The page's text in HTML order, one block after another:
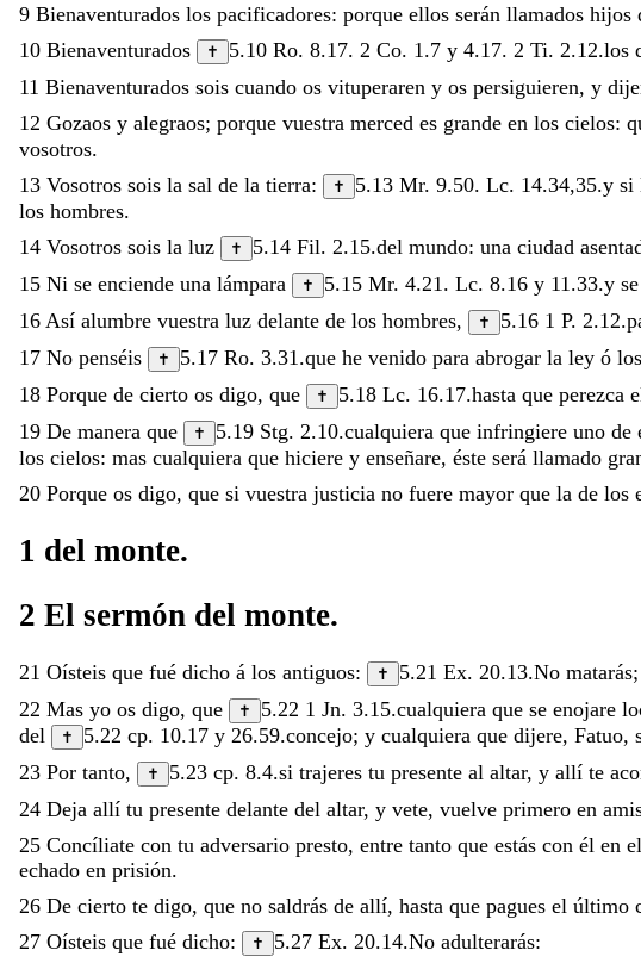
9 Bienaventurados los pacificadores: porque ellos serán llamados hijos
10 Bienaventurados ✝ 5.10 Ro. 8.17. 2 Co. 1.7 y 4.17. 2 Ti. 2.12.los
11 Bienaventurados sois cuando os vituperaren y os persiguieren, y
12 Gozaos y alegraos; porque vuestra merced es grande en los cielos:
vosotros.
13 Vosotros sois la sal de la tierra: ✝ 5.13 Mr. 9.50. Lc. 14.34,35.y si
los hombres.
14 Vosotros sois la luz ✝ 5.14 Fil. 2.15.del mundo: una ciudad
15 Ni se enciende una lámpara ✝ 5.15 Mr. 4.21 . Lc. 8.16 y 11.33.y se
16 Así alumbre vuestra luz delante de los hombres, ✝ 5.16 1 P. 2.12.
17 No penséis ✝ 5.17 Ro. 3.31 .que he venido para abrogar la ley ó los
18 Porque de cierto os digo, que ✝ 5.18 Lc. 16.17.hasta que perezca
19 De manera que ✝ 5.19 Stg. 2.10.cualquiera que infringiere uno de
los cielos: mas cualquiera que hiciere y enseñare, éste será llamado
20 Porque os digo, que si vuestra justicia no fuere mayor que la de los
1 del monte.
2 El sermón del monte.
21 Oísteis que fué dicho á los antiguos: ✝ 5.21 Ex. 20.13.No matarás;
22 Mas yo os digo, que ✝ 5.22 1 Jn. 3.15.cualquiera que se enojare
del
✝ 5.22 cp. 10.17 y 26.59.concejo; y cualquiera que dijere, Fatuo,
23 Por tanto, ✝ 5.23 cp. 8.4.si trajeres tu presente al altar, y allí te
24 Deja allí tu presente delante del altar, y vete, vuelve primero en
25 Concíliate con tu adversario presto, entre tanto que estás con él en el
echado en prisión.
26 De cierto te digo, que no saldrás de allí, hasta que pagues el último
27 Oísteis que fué dicho: ✝ 5.27 Ex. 20.14.No adulterarás: